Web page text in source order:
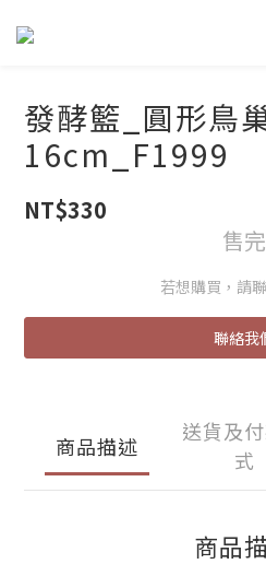
發酵籃_圓形鳥
16cm_F1999
NT$330
售完
若想購買，請
聯絡我
商品描述
送貨及
式
商品